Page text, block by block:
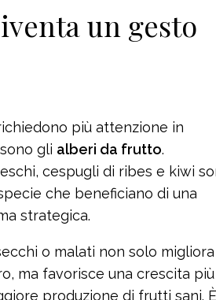
un gesto
più attenzione in
gli alberi da frutto.
cespugli di ribes e kiwi
che beneficiano di una
strategica.
o malati non solo migliora
ma favorisce una crescita più
produzione di frutti sani. È